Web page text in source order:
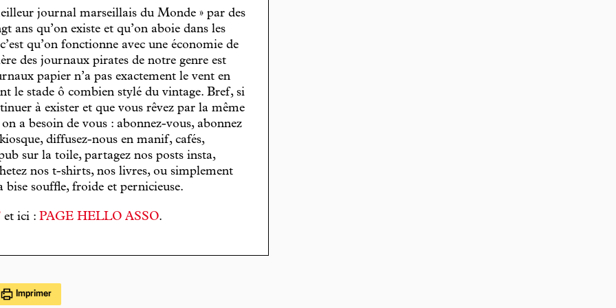
journal marseillais du Monde » par des
qu’on existe et qu’on aboie dans les
qu’on fonctionne avec une économie de
des journaux pirates de notre genre est
papier n’a pas exactement le vent en
le stade ô combien stylé du vintage. Bref, si
à exister et que vous rêvez par la même
a besoin de vous : abonnez-vous, abonnez
diffusez-nous en manif, cafés,
sur la toile, partagez nos posts insta,
nos t-shirts, nos livres, ou simplement
bise souffle, froide et pernicieuse.
et ici : PAGE HELLO ASSO.
Imprimer